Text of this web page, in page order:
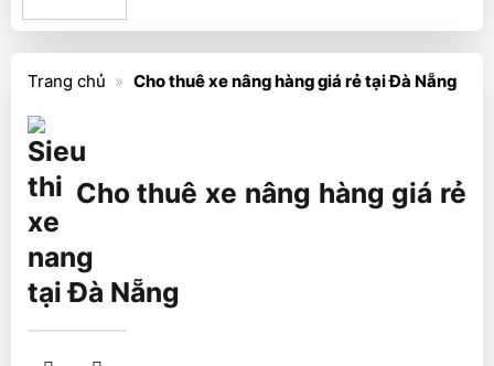
Trang chủ » Cho thuê xe nâng hàng giá rẻ tại Đà Nẵng
Cho thuê xe nâng hàng giá rẻ
tại Đà Nẵng